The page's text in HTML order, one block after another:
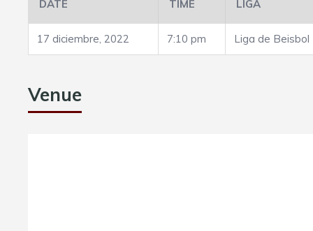
DATE TIME LIGA
17 diciembre, 2022 7:10 pm Liga de
Venue